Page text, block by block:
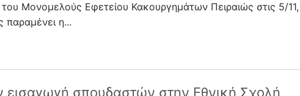
Μονομελούς Εφετείου Κακουργημάτων Πειραιώς στις 5/11,
παραμένει η...
εισαγωγή σπουδαστών στην Εθνική Σχολή